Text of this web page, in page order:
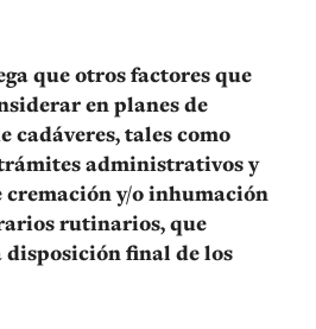
que otros factores que
en planes de
cadáveres, tales como
administrativos y
y/o inhumación
rutinarios, que
final de los